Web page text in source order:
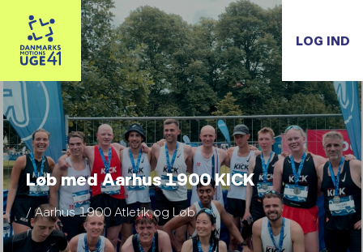
LOG IND
Løb med Aarhus 1900 KICK
/ Aarhus 1900 Atletik og Løb